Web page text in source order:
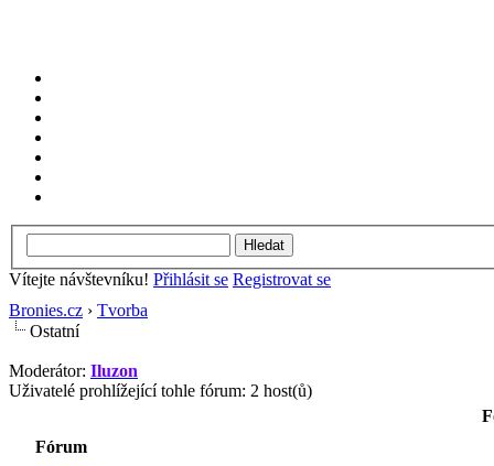
Vítejte návštevníku! Přihlásit se Registrovat se
Bronies.cz › Tvorba
Ostatní
Moderátor: Iluzon
Uživatelé prohlížející tohle fórum: 2 host(ů)
Fórum